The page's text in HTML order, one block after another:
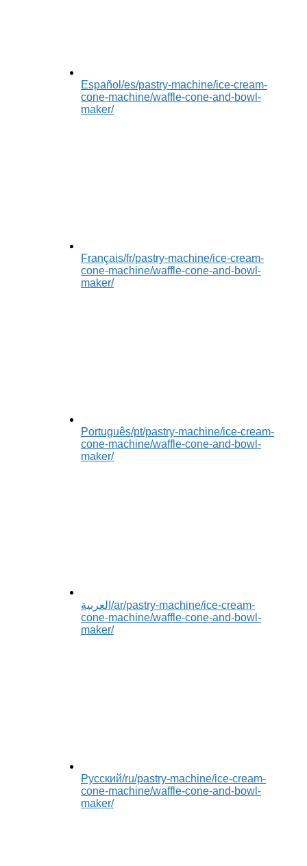
Español /es/pastry-machine/ice-cream-
cone-machine/waffle-cone-and-bowl-
maker/
Français/fr/pastry-machine/ice-cream-
cone-machine/waffle-cone-and-bowl-
maker/
Português/pt/pastry-machine/ice-cream-
cone-machine/waffle-cone-and-bowl-
maker/
العربية /ar/pastry-machine/ice-cream-
cone-machine/waffle-cone-and-bowl-
maker/
Русский/ru/pastry-machine/ice-cream-
cone-machine/waffle-cone-and-bowl-
maker/